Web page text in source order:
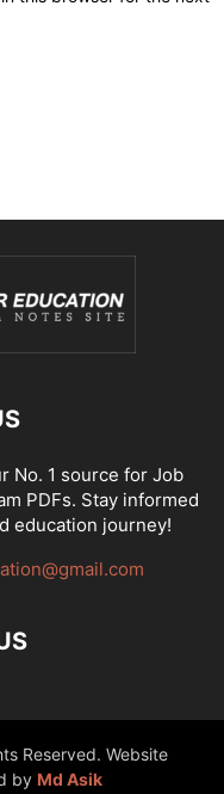
No. 1 source for Job
PDFs. Stay informed
education journey!
Reserved. Website
by Md Asik